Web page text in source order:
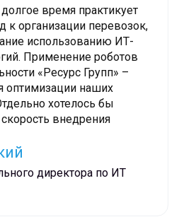
время практикует
к организации перевозок,
использованию ИТ-
Применение роботов
«Ресурс Групп» –
оптимизации наших
хотелось бы
внедрения
директора по ИТ